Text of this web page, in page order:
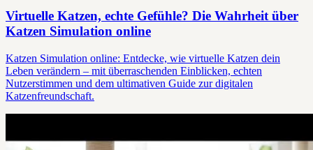
Virtuelle Katzen, echte Gefühle? Die Wahrheit über
Katzen Simulation online
Katzen Simulation online: Entdecke, wie virtuelle Katzen dein
Leben verändern – mit überraschenden Einblicken, echten
Nutzerstimmen und dem ultimativen Guide zur digitalen
Katzenfreundschaft.